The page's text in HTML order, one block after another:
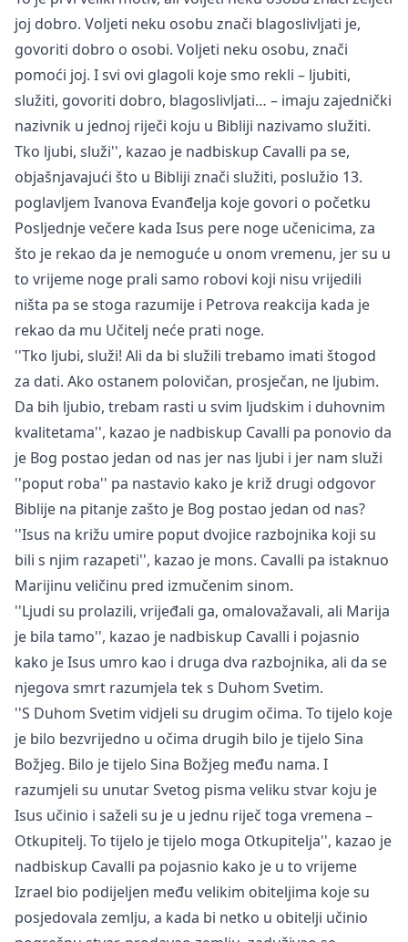
joj dobro. Voljeti neku osobu znači blagoslivljati je,
govoriti dobro o osobi. Voljeti neku osobu, znači
pomoći joj. I svi ovi glagoli koje smo rekli – ljubiti,
služiti, govoriti dobro, blagoslivljati… – imaju zajednički
nazivnik u jednoj riječi koju u Bibliji nazivamo služiti.
Tko ljubi, služi'', kazao je nadbiskup Cavalli pa se,
objašnjavajući što u Bibliji znači služiti, poslužio 13.
poglavljem Ivanova Evanđelja koje govori o početku
Posljednje večere kada Isus pere noge učenicima, za
što je rekao da je nemoguće u onom vremenu, jer su u
to vrijeme noge prali samo robovi koji nisu vrijedili
ništa pa se stoga razumije i Petrova reakcija kada je
rekao da mu Učitelj neće prati noge.
''Tko ljubi, služi! Ali da bi služili trebamo imati štogod
za dati. Ako ostanem polovičan, prosječan, ne ljubim.
Da bih ljubio, trebam rasti u svim ljudskim i duhovnim
kvalitetama'', kazao je nadbiskup Cavalli pa ponovio da
je Bog postao jedan od nas jer nas ljubi i jer nam služi
''poput roba'' pa nastavio kako je križ drugi odgovor
Biblije na pitanje zašto je Bog postao jedan od nas?
''Isus na križu umire poput dvojice razbojnika koji su
bili s njim razapeti'', kazao je mons. Cavalli pa istaknuo
Marijinu veličinu pred izmučenim sinom.
''Ljudi su prolazili, vrijeđali ga, omalovažavali, ali Marija
je bila tamo'', kazao je nadbiskup Cavalli i pojasnio
kako je Isus umro kao i druga dva razbojnika, ali da se
njegova smrt razumjela tek s Duhom Svetim.
''S Duhom Svetim vidjeli su drugim očima. To tijelo koje
je bilo bezvrijedno u očima drugih bilo je tijelo Sina
Božjeg. Bilo je tijelo Sina Božjeg među nama. I
razumjeli su unutar Svetog pisma veliku stvar koju je
Isus učinio i saželi su je u jednu riječ toga vremena –
Otkupitelj. To tijelo je tijelo moga Otkupitelja'', kazao je
nadbiskup Cavalli pa pojasnio kako je u to vrijeme
Izrael bio podijeljen među velikim obiteljima koje su
posjedovala zemlju, a kada bi netko u obitelji učinio